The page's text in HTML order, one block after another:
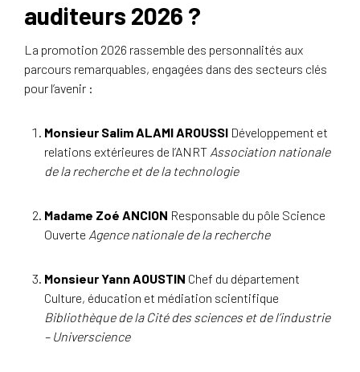
auditeurs 2026 ?
La promotion 2026 rassemble des personnalités aux
parcours remarquables, engagées dans des secteurs clés
pour l’avenir :
Monsieur Salim ALAMI AROUSSI Développement et
relations extérieures de l’ANRT Association nationale
de la recherche et de la technologie
Madame Zoé ANCION Responsable du pôle Science
Ouverte Agence nationale de la recherche
Monsieur Yann AOUSTIN Chef du département
Culture, éducation et médiation scientifique
Bibliothèque de la Cité des sciences et de l’industrie
– Universcience